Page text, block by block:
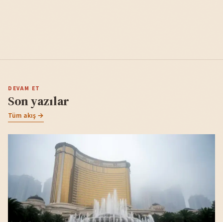
DEVAM ET
Son yazılar
Tüm akış →